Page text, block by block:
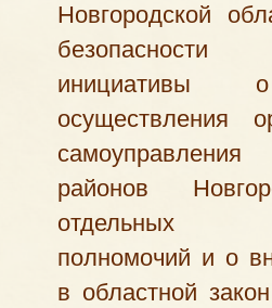
Новгородской
безопасности
инициативы
осуществления
районов
отдельных
полномочий и о
в областной